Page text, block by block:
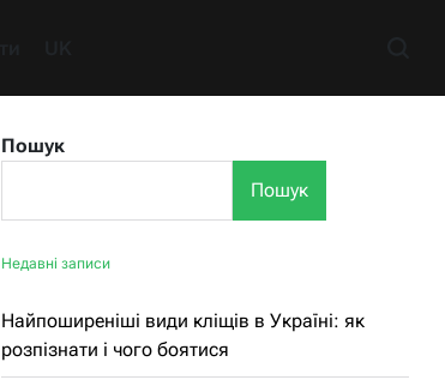
Пошук
Пошук
Недавні записи
Найпоширеніші види кліщів в Україні: як
розпізнати і чого боятися